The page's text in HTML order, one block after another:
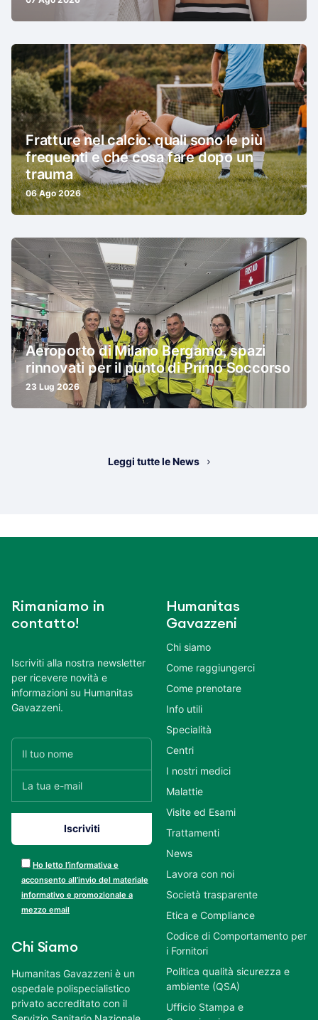
Fratture nel calcio: quali sono le più
frequenti e che cosa fare dopo un
trauma
06 Ago 2026
Aeroporto di Milano Bergamo, spazi
rinnovati per il punto di Primo Soccorso
23 Lug 2026
Leggi tutte le News
Rimaniamo in
contatto!
Iscriviti alla nostra newsletter
per ricevere novità e
informazioni su Humanitas
Gavazzeni.
Ho letto l’informativa e
acconsento all’invio del materiale
informativo e promozionale a
mezzo email
Chi Siamo
Humanitas Gavazzeni è un
ospedale polispecialistico
privato accreditato con il
Humanitas
Gavazzeni
Chi siamo
Come raggiungerci
Come prenotare
Info utili
Specialità
Centri
I nostri medici
Malattie
Visite ed Esami
Trattamenti
News
Lavora con noi
Società trasparente
Etica e Compliance
Codice di Comportamento per
i Fornitori
Politica qualità sicurezza e
ambiente (QSA)
Ufficio Stampa e